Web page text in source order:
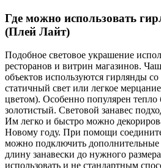
Где можно использовать
(Плей Лайт)
Подобное световое украшение
ресторанов и витрин магазинов.
объектов используются гирлянды
статичный свет или легкое
цветом). Особенно популярен тепло
золотистый. Световой занавес
Им легко и быстро можно
Новому году. При помощи
можно подключить дополнительные
длину занавески до нужного
использовать и не стандартным